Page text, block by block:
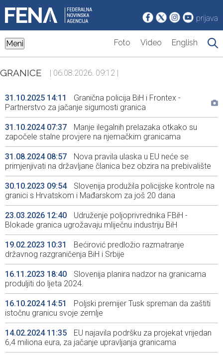
prijava
Meni Foto Video English
GRANICE | 06.08.2026. 09:12 |
31.10.2025 14:11
Granična policija BiH i Frontex -
Partnerstvo za jačanje sigurnosti granica
31.10.2024 07:37
Manje ilegalnih prelazaka otkako su
započele stalne provjere na njemačkim granicama
31.08.2024 08:57
Nova pravila ulaska u EU neće se
primjenjivati na državljane članica bez obzira na prebivalište
30.10.2023 09:54
Slovenija produžila policijske kontrole na
granici s Hrvatskom i Mađarskom za još 20 dana
23.03.2026 12:40
Udruženje poljoprivrednika FBiH -
Blokade granica ugrožavaju mliječnu industriju BiH
19.02.2023 10:31
Bećirović predložio razmatranje
državnog razgraničenja BiH i Srbije
16.11.2023 18:40
Slovenija planira nadzor na granicama
produljiti do ljeta 2024.
16.10.2024 14:51
Poljski premijer Tusk spreman da zaštiti
istočnu granicu svoje zemlje
14.02.2024 11:35
EU najavila podršku za projekat vrijedan
6,4 miliona eura, za jačanje upravljanja granicama